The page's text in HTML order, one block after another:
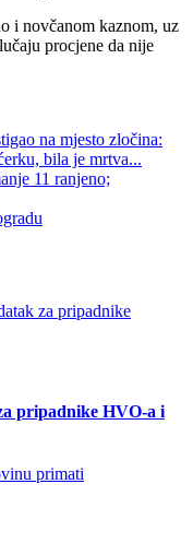
i novčanom kaznom, uz
procjene da nije
na mjesto zločina:
bila je mrtva...
11 ranjeno;
pripadnike HVO-a i